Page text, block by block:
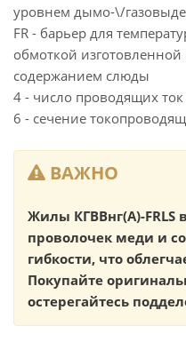
уровнем дымо-\/
FR - барьер для
обмоткой
содержанием слюды
4 - число проводящих
6 - сечение
ВАЖНО
Жилы КГВВнг(А)-FRLS
проволочек меди и
гибкости, что
Покупайте
остерегайтесь